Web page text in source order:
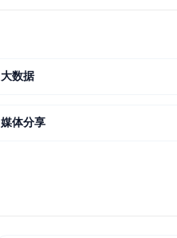
大数据
媒体分享